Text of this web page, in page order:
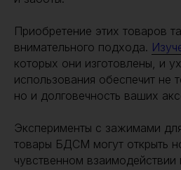
Приобретение этих товаров
внимательного подхода.
которых они изготовлены, и
использования обеспечит не
но и долговечность ваших
Эксперименты с зажимами
товары БДСМ могут открыть
чувственном